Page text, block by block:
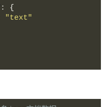
:
{
"text"